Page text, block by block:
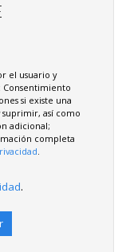
el usuario y
: Consentimiento
si existe una
así como
adicional;
completa
.
.